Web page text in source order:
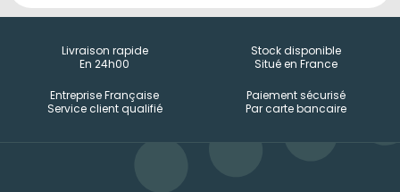
Livraison rapide
En 24h00
Stock disponible
Situé en France
Entreprise Française
Service client qualifié
Paiement sécurisé
Par carte bancaire